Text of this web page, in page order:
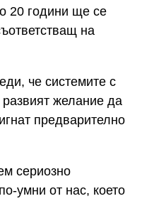
20 години ще се
на
че системите с
развият желание да
предварително
сериозно
умни от нас, което